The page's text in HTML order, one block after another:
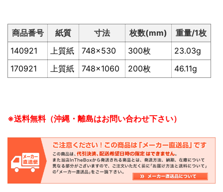
商品番号 紙質 寸法 枚数(mm)
重量/1枚
140921
上質紙 748×530 300枚
23.03g
170921
上質紙 748×1060 200枚 46.11g
※送料無料（沖縄・離島はお問い合わせ下さい）